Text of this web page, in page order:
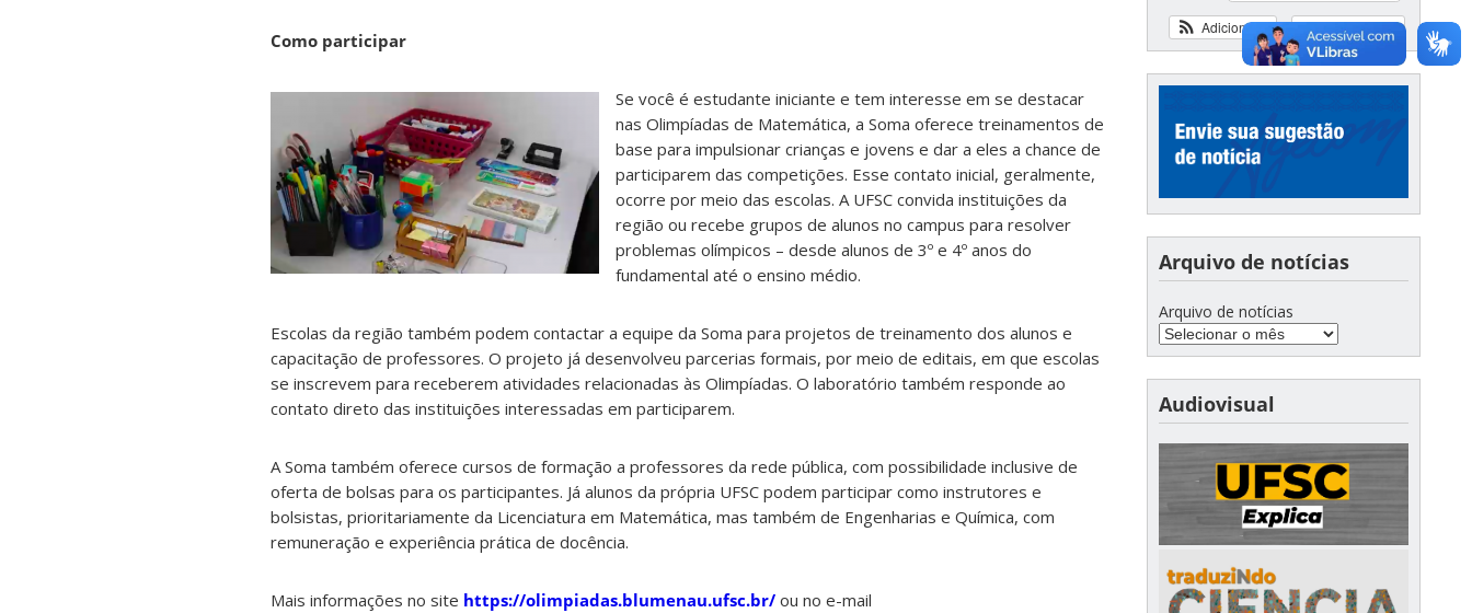
Como participar
Se você é estudante iniciante e tem interesse em se destacar
nas Olimpíadas de Matemática, a Soma oferece treinamentos de
base para impulsionar crianças e jovens e dar a eles a chance de
participarem das competições. Esse contato inicial, geralmente,
ocorre por meio das escolas. A UFSC convida instituições da
região ou recebe grupos de alunos no campus para resolver
problemas olímpicos – desde alunos de 3º e 4º anos do
fundamental até o ensino médio.
Escolas da região também podem contactar a equipe da Soma para projetos de treinamento dos alunos e
capacitação de professores. O projeto já desenvolveu parcerias formais, por meio de editais, em que escolas
se inscrevem para receberem atividades relacionadas às Olimpíadas. O laboratório também responde ao
contato direto das instituições interessadas em participarem.
A Soma também oferece cursos de formação a professores da rede pública, com possibilidade inclusive de
oferta de bolsas para os participantes. Já alunos da própria UFSC podem participar como instrutores e
bolsistas, prioritariamente da Licenciatura em Matemática, mas também de Engenharias e Química, com
remuneração e experiência prática de docência.
Mais informações no site https://olimpiadas.blumenau.ufsc.br/ ou no e-mail
Ver calendário
Adicionar
Arquivo de notícias
Arquivo de notícias
Audiovisual